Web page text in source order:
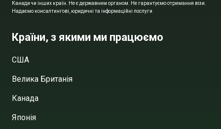
Канади чи інших країн. Не є державним органом. Не гарантуємо отримання візи.
Надаємо консалтингові, юридичні та інформаційні послуги
Країни, з якими ми працюємо
США
Велика Британія
Канада
Японія